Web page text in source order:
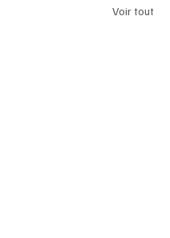
Voir tout